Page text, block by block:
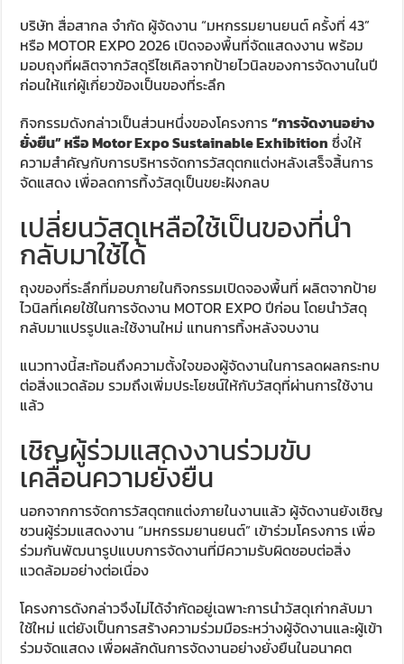
บริษัท สื่อสากล จำกัด ผู้จัดงาน “มหกรรมยานยนต์ ครั้งที่ 43”
หรือ MOTOR EXPO 2026 เปิดจองพื้นที่จัดแสดงงาน พร้อม
มอบถุงที่ผลิตจากวัสดุรีไซเคิลจากป้ายไวนิลของการจัดงานในปี
ก่อนให้แก่ผู้เกี่ยวข้องเป็นของที่ระลึก
กิจกรรมดังกล่าวเป็นส่วนหนึ่งของโครงการ“การจัดงานอย่าง
ยั่งยืน” หรือ Motor Expo Sustainable Exhibition ซึ่งให้
ความสำคัญกับการบริหารจัดการวัสดุตกแต่งหลังเสร็จสิ้นการ
จัดแสดง เพื่อลดการทิ้งวัสดุเป็นขยะฝังกลบ
เปลี่ยนวัสดุเหลือใช้เป็นของที่นำ
กลับมาใช้ได้
ถุงของที่ระลึกที่มอบภายในกิจกรรมเปิดจองพื้นที่ ผลิตจากป้าย
ไวนิลที่เคยใช้ในการจัดงาน MOTOR EXPO ปีก่อน โดยนำวัสดุ
กลับมาแปรรูปและใช้งานใหม่ แทนการทิ้งหลังจบงาน
แนวทางนี้สะท้อนถึงความตั้งใจของผู้จัดงานในการลดผลกระทบ
ต่อสิ่งแวดล้อม รวมถึงเพิ่มประโยชน์ให้กับวัสดุที่ผ่านการใช้งาน
แล้ว
เชิญผู้ร่วมแสดงงานร่วมขับ
เคลื่อนความยั่งยืน
นอกจากการจัดการวัสดุตกแต่งภายในงานแล้ว ผู้จัดงานยังเชิญ
ชวนผู้ร่วมแสดงงาน “มหกรรมยานยนต์” เข้าร่วมโครงการ เพื่อ
ร่วมกันพัฒนารูปแบบการจัดงานที่มีความรับผิดชอบต่อสิ่ง
แวดล้อมอย่างต่อเนื่อง
โครงการดังกล่าวจึงไม่ได้จำกัดอยู่เฉพาะการนำวัสดุเก่ากลับมา
ใช้ใหม่ แต่ยังเป็นการสร้างความร่วมมือระหว่างผู้จัดงานและผู้เข้า
ร่วมจัดแสดง เพื่อผลักดันการจัดงานอย่างยั่งยืนในอนาคต